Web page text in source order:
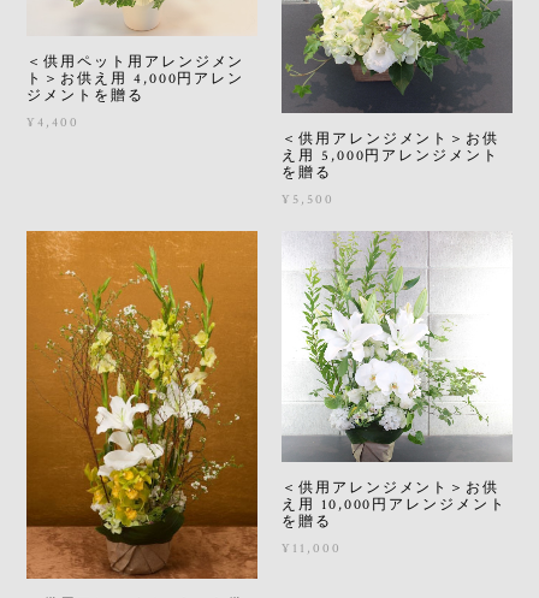
＜供用ペット用アレンジメン
ト＞お供え用 4,000円アレン
ジメントを贈る
¥4,400
＜供用アレンジメント＞お供
え用 5,000円アレンジメント
を贈る
¥5,500
＜供用アレンジメント＞お供
え用 10,000円アレンジメント
を贈る
¥11,000